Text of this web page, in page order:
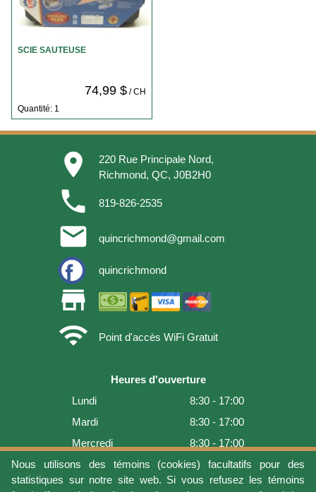
Nous utilisons des témoins (cookies) facultatifs pour des
statistiques sur notre site web. Si vous refusez les témoins
SCIE SAUTEUSE
74,99 $/ CH
Quantité: 1
place
220 Rue Principale Nord,
Richmond, QC, J0B2H0
phone 819-826-2535
email quincrichmond@gmail.com
quincrichmond
store
wifi
Point d'accès WiFi Gratuit
Heures d'ouverture
Lundi
8:30 - 17:00
Mardi
8:30 - 17:00
Mercredi
8:30 - 17:00
Jeudi
8:30 - 17:00
Vendredi
8:30 - 17:00